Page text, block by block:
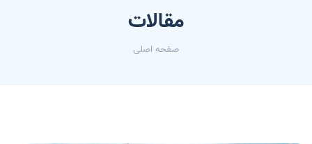
مقالات
صفحه اصلی